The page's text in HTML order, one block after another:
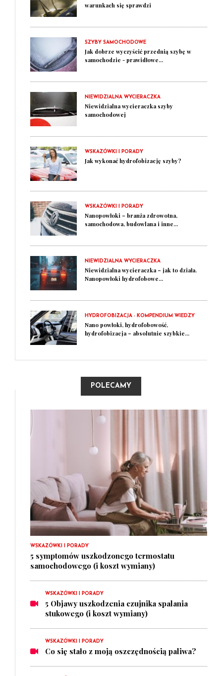
warunkach się sprawdzi
SZYBY SAMOCHODOWE
Jak dobrze wyczyścić przednią szybę w
samochodzie - prawidłowe...
NIEWIDZIALNA WYCIERACZKA
Niewidzialna wycieraczka szyby
samochodowej
WSKAZÓWKI I PORADY
Jak wykonać hydrofobizację szyby?
WSKAZÓWKI I PORADY
Nanopowłoki – branża zdrowotna,
samochodowa, budowlana i inne...
NIEWIDZIALNA WYCIERACZKA
Niewidzialna wycieraczka – jak to działa.
Nanopowłoki hydrofobowe...
HYDROFOBIZACJA - KOMPENDIUM WIEDZY
Nano powłoki, hydrofobowość,
hydrofobizacja – absolutnie szybkie...
POLECAMY
WSKAZÓWKI I PORADY
5 symptomów uszkodzonego termostatu
samochodowego (i koszt wymiany)
WSKAZÓWKI I PORADY
5 Objawy uszkodzenia czujnika spalania
stukowego (i koszt wymiany)
WSKAZÓWKI I PORADY
Co się stało z moją oszczędnością paliwa?